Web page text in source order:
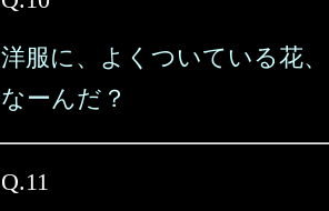
洋服に、よくついている花、
なーんだ？
Q.11